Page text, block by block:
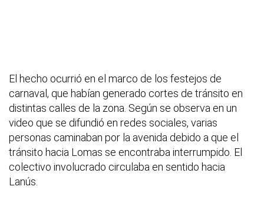
El hecho ocurrió en el marco de los festejos de
carnaval, que habían generado cortes de tránsito en
distintas calles de la zona. Según se observa en un
video que se difundió en redes sociales, varias
personas caminaban por la avenida debido a que el
tránsito hacia Lomas se encontraba interrumpido. El
colectivo involucrado circulaba en sentido hacia
Lanús.